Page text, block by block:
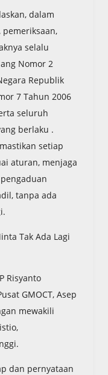
dalam
pemeriksaan,
selalu
Nomor 2
Republik
7 Tahun 2006
seluruh
berlaku .
setiap
aturan, menjaga
tanpa ada
Tak Ada Lagi
Risyanto
GMOCT, Asep
mewakili
dan pernyataan